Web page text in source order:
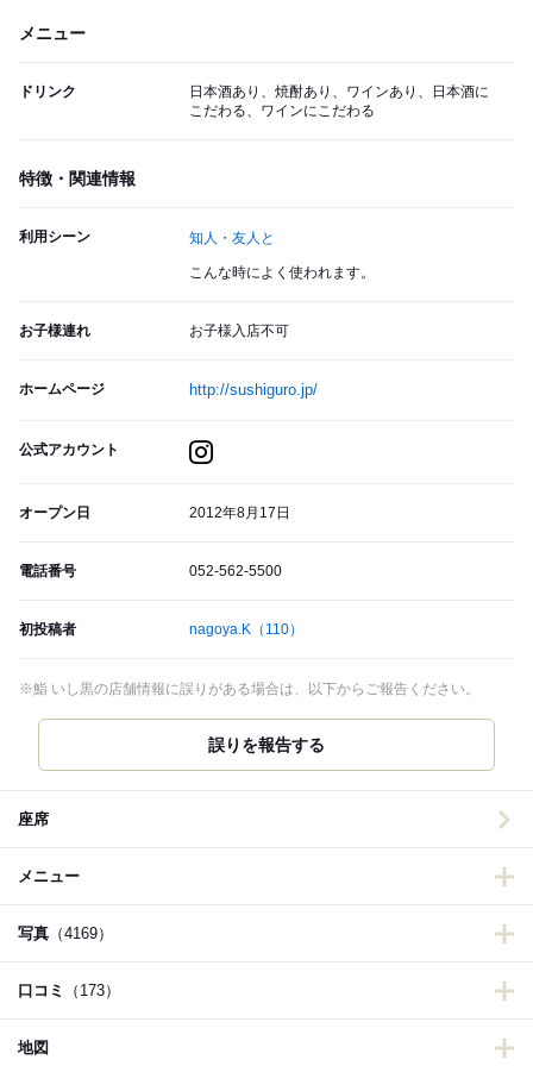
メニュー
ドリンク
日本酒あり、焼酎あり、ワインあり、日本酒に
こだわる、ワインにこだわる
特徴・関連情報
利用シーン 知人・友人と
こんな時によく使われます。
お子様連れ お子様入店不可
ホームページ http://sushiguro.jp/
公式アカウント
オープン日 2012年8月17日
電話番号 052-562-5500
初投稿者 nagoya.K （110）
※鮨 いし黒の店舗情報に誤りがある場合は、以下からご報告ください。
誤りを報告する
座席
メニュー
写真 （4169）
口コミ （173）
地図